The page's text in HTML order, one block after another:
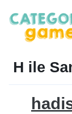
H ile